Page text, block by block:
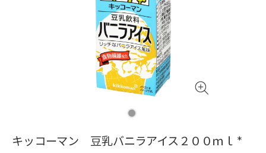
キッコーマン 豆乳バニラアイス２００ｍｌ *